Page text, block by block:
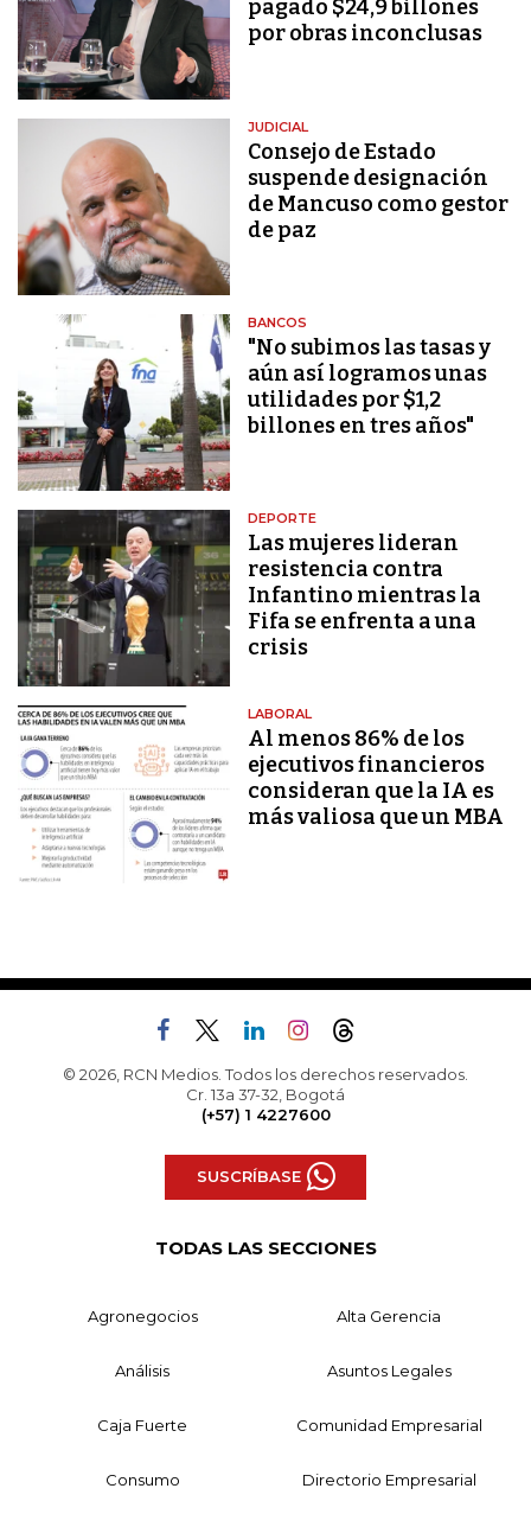
pagado $24,9 billones
por obras inconclusas
JUDICIAL
Consejo de Estado
suspende designación
de Mancuso como gestor
de paz
BANCOS
"No subimos las tasas y
aún así logramos unas
utilidades por $1,2
billones en tres años"
DEPORTE
Las mujeres lideran
resistencia contra
Infantino mientras la
Fifa se enfrenta a una
crisis
LABORAL
Al menos 86% de los
ejecutivos financieros
consideran que la IA es
más valiosa que un MBA
© 2026, RCN Medios. Todos los derechos reservados.
Cr. 13a 37-32, Bogotá
(+57) 1 4227600
SUSCRÍBASE
TODAS LAS SECCIONES
Agronegocios Alta Gerencia
Análisis Asuntos Legales
Caja Fuerte Comunidad Empresarial
Consumo Directorio Empresarial